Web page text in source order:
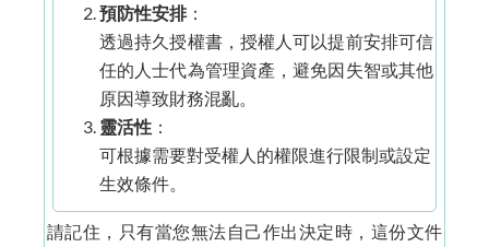
預防性安排：
透過持久授權書，授權人可以提前安排可信
任的人士代為管理資產，避免因失智或其他
原因導致財務混亂。
靈活性 ：
可根據需要對受權人的權限進行限制或設定
生效條件。
請記住，只有當您無法自己作出決定時，這份文件